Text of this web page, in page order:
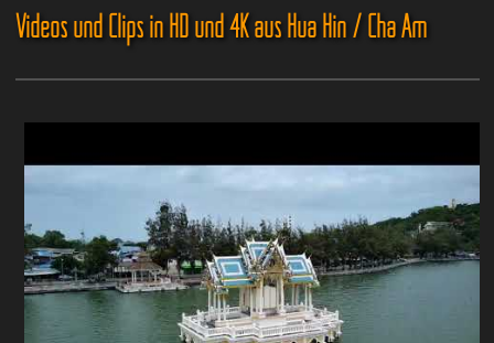
Videos und Clips in HD und 4K aus Hua Hin / Cha Am